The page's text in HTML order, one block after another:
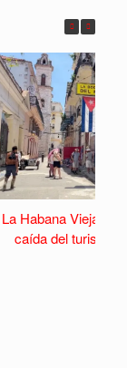
La Habana Vieja se
caída del turismo